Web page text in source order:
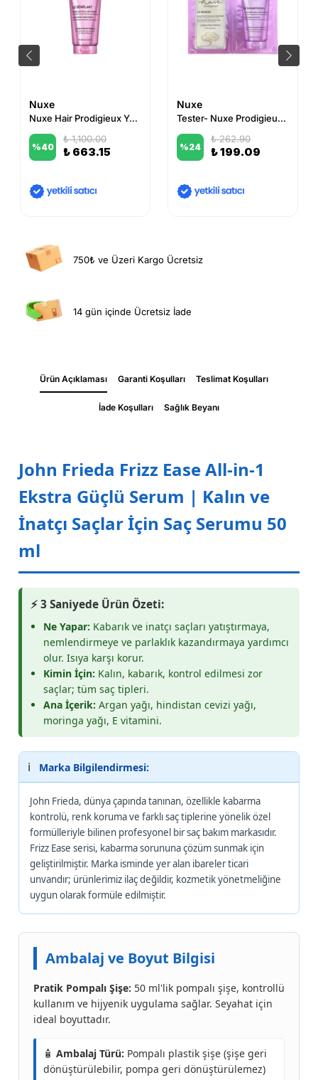
Nuxe
Nuxe Hair Prodigieux Yüksek Parlaklık Saç Kremi 200 ml
%40
₺ 1,100.00
₺ 663.15
Nuxe
Tester- Nuxe Prodigieux High Shine - Parlaklık Veren Saç Bakım Kiti
%24
₺ 262.90
₺ 199.09
750₺ ve Üzeri Kargo Ücretsiz
14 gün içinde Ücretsiz İade
Ürün Açıklaması Garanti Koşulları Teslimat Koşulları
İade Koşulları Sağlık Beyanı
John Frieda Frizz Ease All-in-1
Ekstra Güçlü Serum | Kalın ve
İnatçı Saçlar İçin Saç Serumu 50
ml
⚡ 3 Saniyede Ürün Özeti:
Ne Yapar: Kabarık ve inatçı saçları yatıştırmaya,
nemlendirmeye ve parlaklık kazandırmaya yardımcı
olur. Isıya karşı korur.
Kimin İçin: Kalın, kabarık, kontrol edilmesi zor
saçlar; tüm saç tipleri.
Ana İçerik: Argan yağı, hindistan cevizi yağı,
moringa yağı, E vitamini.
ℹ️ Marka Bilgilendirmesi:
John Frieda, dünya çapında tanınan, özellikle kabarma
kontrolü, renk koruma ve farklı saç tiplerine yönelik özel
formülleriyle bilinen profesyonel bir saç bakım markasıdır.
Frizz Ease serisi, kabarma sorununa çözüm sunmak için
geliştirilmiştir. Marka isminde yer alan ibareler ticari
unvandır; ürünlerimiz ilaç değildir, kozmetik yönetmeliğine
uygun olarak formüle edilmiştir.
Ambalaj ve Boyut Bilgisi
Pratik Pompalı Şişe: 50 ml'lik pompalı şişe, kontrollü
kullanım ve hijyenik uygulama sağlar. Seyahat için
ideal boyuttadır.
🧴 Ambalaj Türü: Pompalı plastik şişe (şişe geri
dönüştürülebilir, pompa geri dönüştürülemez)